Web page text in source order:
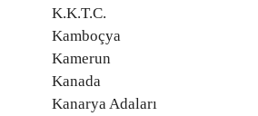
K.K.T.C.
Kamboçya
Kamerun
Kanada
Kanarya Adaları